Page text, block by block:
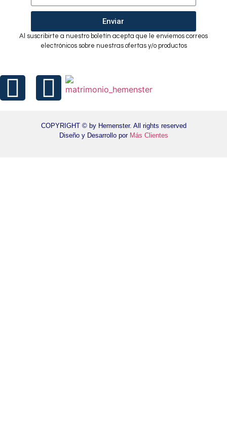
Enviar
Al suscribirte a nuestro boletín acepta que le enviemos correos
electrónicos sobre nuestras ofertas y/o productos
COPYRIGHT © by Hemenster. All rights reserved
Diseño y Desarrollo por Más Clientes